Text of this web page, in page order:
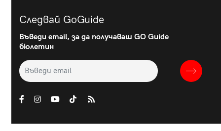
Следвай GoGuide
Въведи email, за да получаваш GO Guide
бюлетин